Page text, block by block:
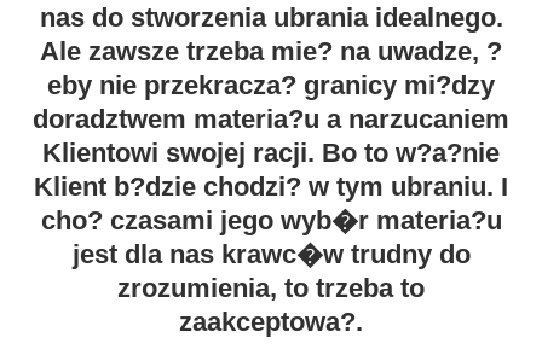
nas do stworzenia ubrania idealnego.
Ale zawsze trzeba mie? na uwadze, ?
eby nie przekracza? granicy mi?dzy
doradztwem materia?u a narzucaniem
Klientowi swojej racji. Bo to w?a?nie
Klient b?dzie chodzi? w tym ubraniu. I
cho? czasami jego wyb�r materia?u
jest dla nas krawc�w trudny do
zrozumienia, to trzeba to
zaakceptowa?.